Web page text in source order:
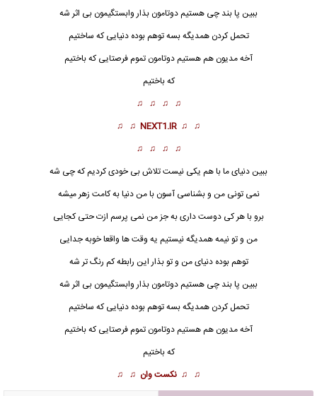
ببین پا بند چی هستیم دوتامون بذار وابستگیمون بی اثر شه
تحمل کردن همدیگه بسه توهم بوده دنیایی که ساختیم
آخه مدیون هم هستیم دوتامون تموم فرصتایی که باختیم
که باختیم
♫ ♫ ♫ ♫
♫ ♫
NEXT1.IR
♫ ♫
♫ ♫ ♫ ♫
ببین دنیای ما با هم یکی نیست تلاش بی خودی کردیم که چی شه
نمی تونی من و بشناسی آسون با من دنیا به کامت زهر میشه
برو با هر کی دوست داری به جز من نمی پرسم ازت حتی کجایی
من و تو نیمه همدیگه نیستیم یه وقت ها واقعا خوبه جدایی
توهم بوده دنیای من و تو بذار این رابطه کم رنگ تر شه
ببین پا بند چی هستیم دوتامون بذار وابستگیمون بی اثر شه
تحمل کردن همدیگه بسه توهم بوده دنیایی که ساختیم
آخه مدیون هم هستیم دوتامون تموم فرصتایی که باختیم
که باختیم
♫ ♫ نکست وان ♫ ♫